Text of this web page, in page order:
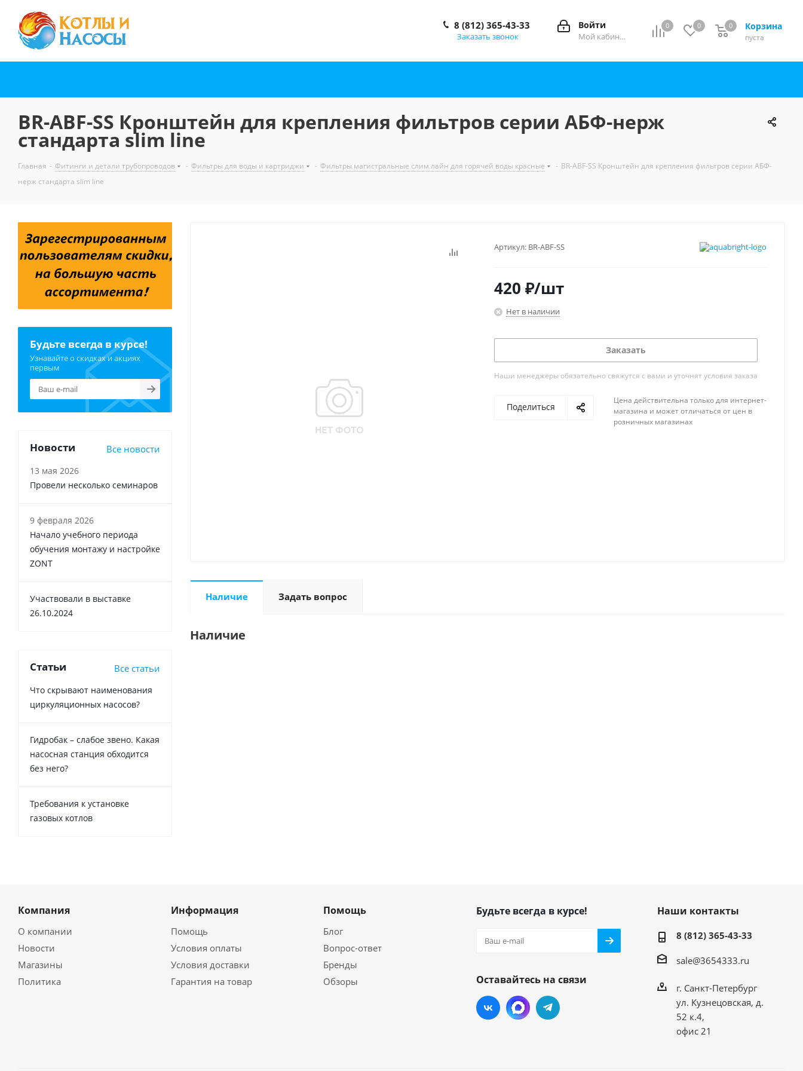
0 0 Корзина
0
пуста
0
Войти
Мой кабинет
8 (812) 365-43-33
Заказать звонок
BR-ABF-SS Кронштейн для крепления фильтров серии АБФ-нерж
стандарта slim line
Главная - Фитинги и детали трубопроводов - Фильтры для воды и картриджи - Фильтры магистральные слим лайн для горячей воды красные - BR-ABF-SS Кронштейн для крепления фильтров серии АБФ-
нерж стандарта slim line
Артикул: BR-ABF-SS
420 ₽/шт
Нет в наличии
Заказать
Наши менеджеры обязательно свяжутся с вами и уточнят условия заказа
Поделиться
Цена действительна только для интернет-
магазина и может отличаться от цен в
розничных магазинах
Наличие Задать вопрос
Наличие
Будьте всегда в курсе!
Узнавайте о скидках и акциях
первым
Новости Все новости
13 мая 2026
Провели несколько семинаров
9 февраля 2026
Начало учебного периода
обучения монтажу и настройке
ZONT
Участвовали в выставке
26.10.2024
Статьи Все статьи
Что скрывают наименования
циркуляционных насосов?
Гидробак – слабое звено. Какая
насосная станция обходится
без него?
Требования к установке
газовых котлов
Компания
О компании
Новости
Магазины
Политика
Информация
Помощь
Условия оплаты
Условия доставки
Гарантия на товар
Помощь
Блог
Вопрос-ответ
Бренды
Обзоры
Будьте всегда в курсе!
Оставайтесь на связи
Наши контакты
8 (812) 365-43-33
sale@3654333.ru
г. Санкт-Петербург
ул. Кузнецовская, д.
52 к.4,
офис 21